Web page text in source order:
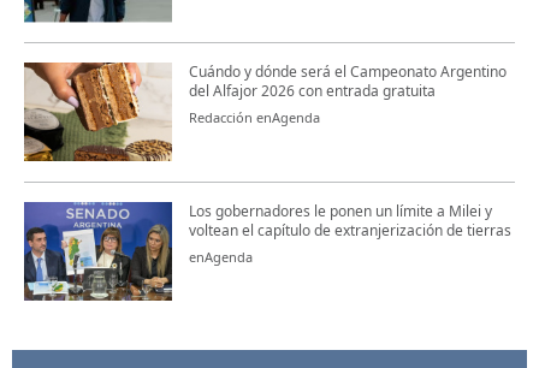
Cuándo y dónde será el Campeonato Argentino
del Alfajor 2026 con entrada gratuita
Redacción enAgenda
Los gobernadores le ponen un límite a Milei y
voltean el capítulo de extranjerización de tierras
enAgenda